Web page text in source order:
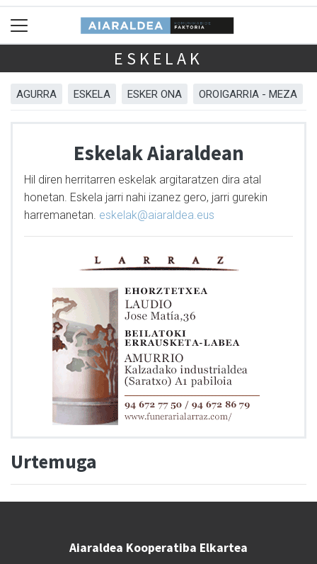
ESKELAK
AGURRA ESKELA ESKER ONA OROIGARRIA - MEZA
Urtemuga
Eskelak Aiaraldean
Hil diren herritarren eskelak argitaratzen dira atal
honetan. Eskela jarri nahi izanez gero, jarri gurekin
harremanetan. eskelak@aiaraldea.eus
Aiaraldea Kooperatiba Elkartea